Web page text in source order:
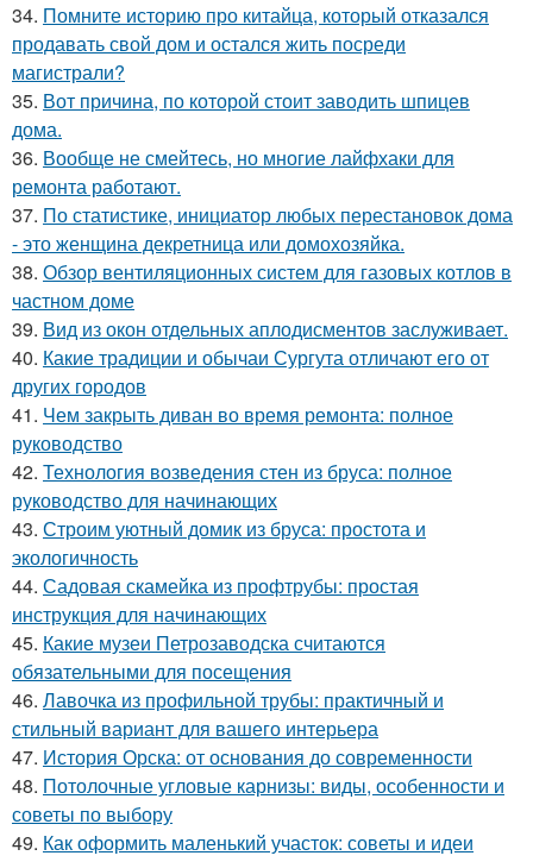
34. Помните историю про китайца, который отказался
продавать свой дом и остался жить посреди
магистрали?
35. Вот причина, по которой стоит заводить шпицев
дома.
36. Вообще не смейтесь, но многие лайфхаки для
ремонта работают.
37. По статистике, инициатор любых перестановок дома
- это женщина декретница или домохозяйка.
38. Обзор вентиляционных систем для газовых котлов в
частном доме
39. Вид из окон отдельных аплодисментов заслуживает.
40. Какие традиции и обычаи Сургута отличают его от
других городов
41. Чем закрыть диван во время ремонта: полное
руководство
42. Технология возведения стен из бруса: полное
руководство для начинающих
43. Строим уютный домик из бруса: простота и
экологичность
44. Садовая скамейка из профтрубы: простая
инструкция для начинающих
45. Какие музеи Петрозаводска считаются
обязательными для посещения
46. Лавочка из профильной трубы: практичный и
стильный вариант для вашего интерьера
47. История Орска: от основания до современности
48. Потолочные угловые карнизы: виды, особенности и
советы по выбору
49. Как оформить маленький участок: советы и идеи